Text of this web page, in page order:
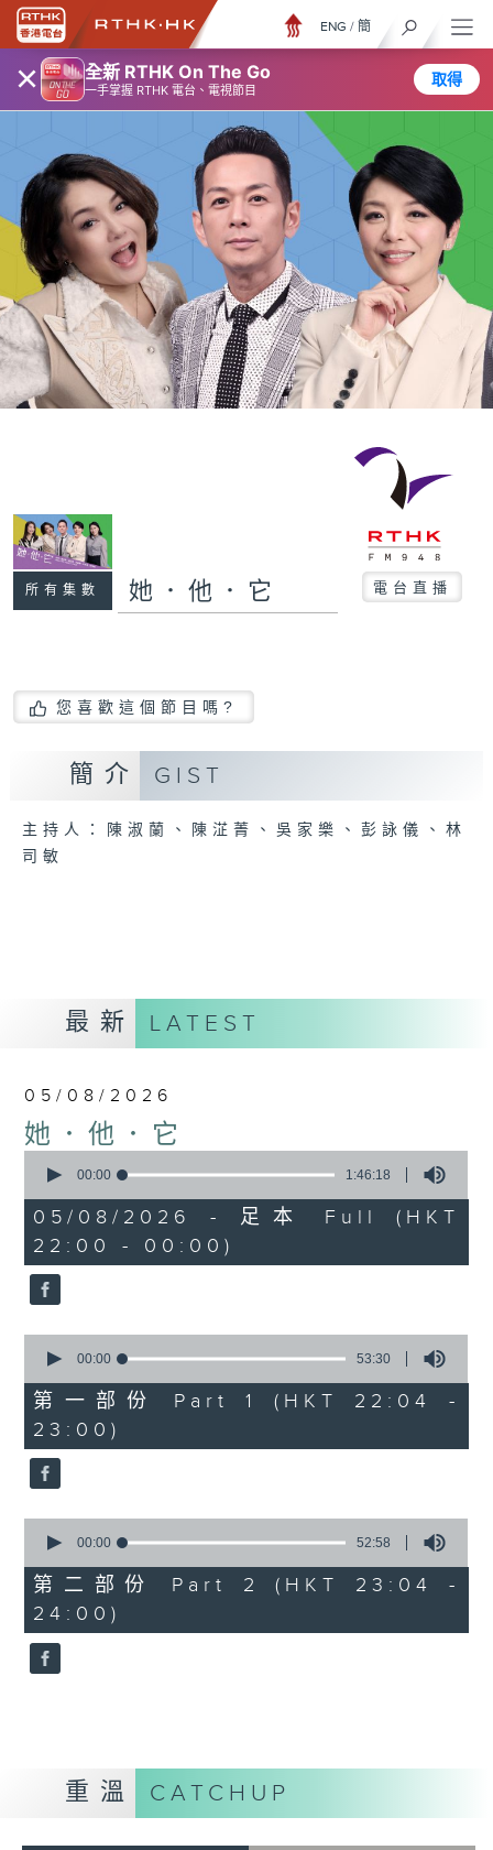
× 全新 RTHK On The Go
一手掌握 RTHK 電台、電視節目
取得
ENG / 簡
所有集數 她．他．它 電台直播
您喜歡這個節目嗎?
簡介 GIST
主持人：陳淑蘭、陳淽菁、吳家樂、彭詠儀、林
司敏
最新 LATEST
05/08/2026
她．他．它
seconds
1
hour,
46
minutes,
18
seconds
00:00 1:46:18
05/08/2026 - 足本 Full (HKT
22:00 - 00:00)
seconds
53
minutes,
30
seconds
00:00 53:30
第一部份 Part 1 (HKT 22:04 -
23:00)
seconds
52
minutes,
58
seconds
00:00 52:58
第二部份 Part 2 (HKT 23:04 -
24:00)
重溫 CATCHUP